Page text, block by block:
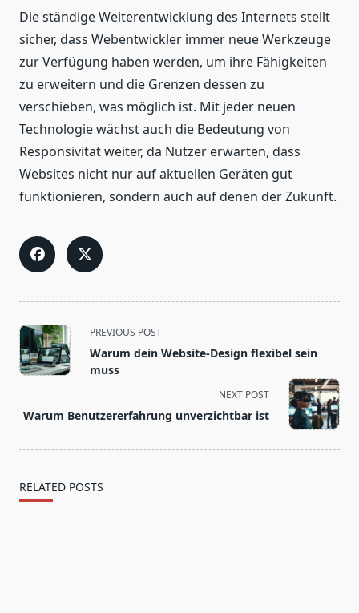
Die ständige Weiterentwicklung des Internets stellt
sicher, dass Webentwickler immer neue Werkzeuge
zur Verfügung haben werden, um ihre Fähigkeiten
zu erweitern und die Grenzen dessen zu
verschieben, was möglich ist. Mit jeder neuen
Technologie wächst auch die Bedeutung von
Responsivität weiter, da Nutzer erwarten, dass
Websites nicht nur auf aktuellen Geräten gut
funktionieren, sondern auch auf denen der Zukunft.
<span
class="nav-
subtitle
PREVIOUS POST
Warum dein Website-Design flexibel sein
muss
NEXT POST
Warum Benutzererfahrung unverzichtbar ist
RELATED POSTS